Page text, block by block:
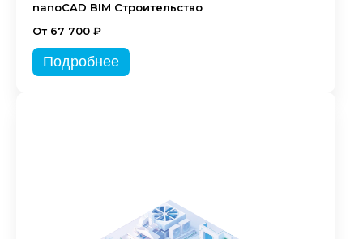
nanoCAD BIM Строительство
От 67 700 ₽
Подробнее